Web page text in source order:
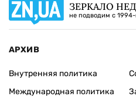
ЗЕРКАЛО
не подводим с 1994-
АРХИВ
Внутренняя политика
Международная политика